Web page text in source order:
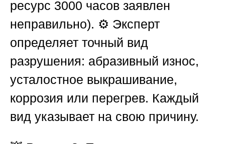
ресурс 3000 часов заявлен
неправильно). ⚙️ Эксперт
определяет точный вид
разрушения: абразивный износ,
усталостное выкрашивание,
коррозия или перегрев. Каждый
вид указывает на свою причину.